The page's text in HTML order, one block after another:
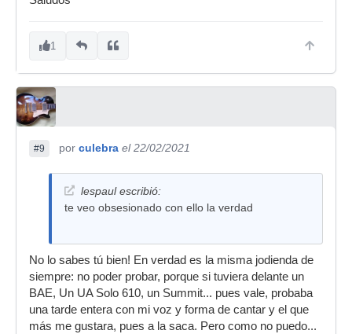
1
#9 por culebra el 22/02/2021
lespaul escribió:
te veo obsesionado con ello la verdad
No lo sabes tú bien! En verdad es la misma jodienda de
siempre: no poder probar, porque si tuviera delante un
BAE, Un UA Solo 610, un Summit... pues vale, probaba
una tarde entera con mi voz y forma de cantar y el que
más me gustara, pues a la saca. Pero como no puedo...